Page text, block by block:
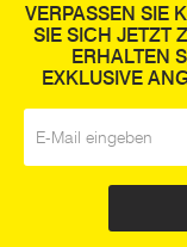
VERPASSEN SIE
SIE SICH JETZT
ERHALTEN
EXKLUSIVE